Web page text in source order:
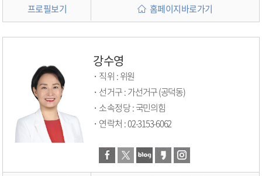
프로필보기 홈페이지바로가기
강수영
직위 :위원
선거구 :
가선거구 (공덕동)
소속정당 :국민의힘
연락처 :02-3153-6062